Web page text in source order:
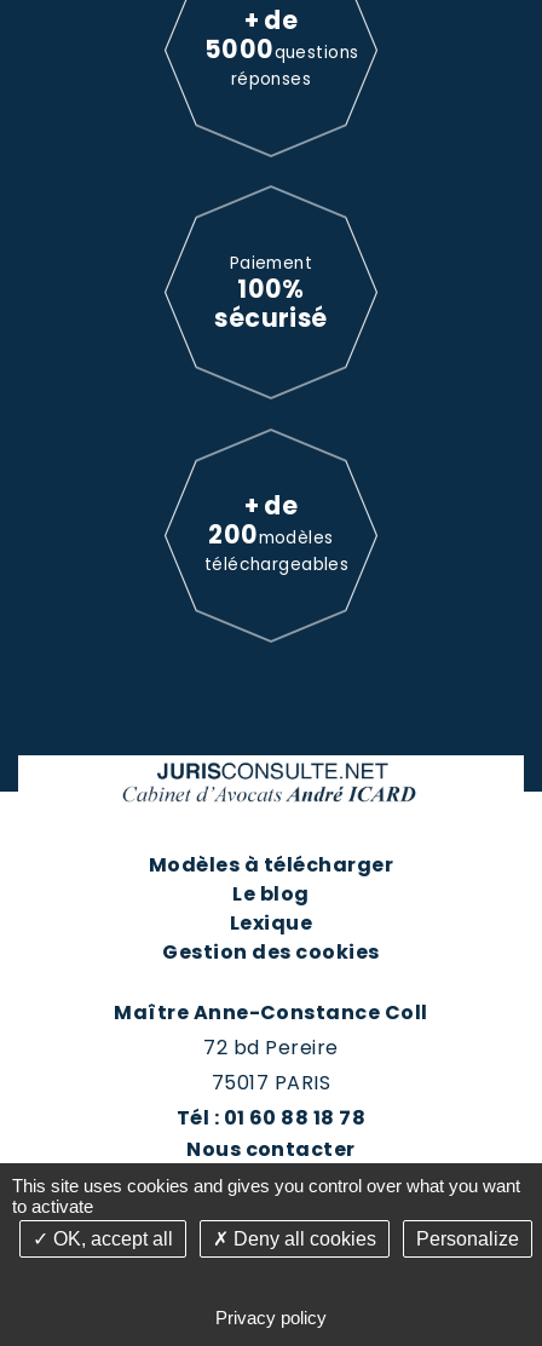
+ de
5000questions
réponses
Paiement
100%
sécurisé
+ de
200modèles
téléchargeables
Modèles à télécharger
Le blog
Lexique
Gestion des cookies
Maître Anne-Constance Coll
72 bd Pereire
75017 PARIS
Tél : 01 60 88 18 78
Nous contacter
Prendre rendez-vous
This site uses cookies and gives you control over what you want
to activate
OK, accept all
Deny all cookies Personalize
Privacy policy